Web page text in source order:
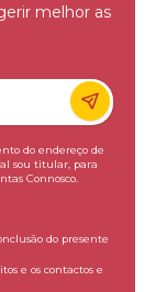
melhor as
do endereço de
sou titular, para
Connosco.
do presente
e os contactos e